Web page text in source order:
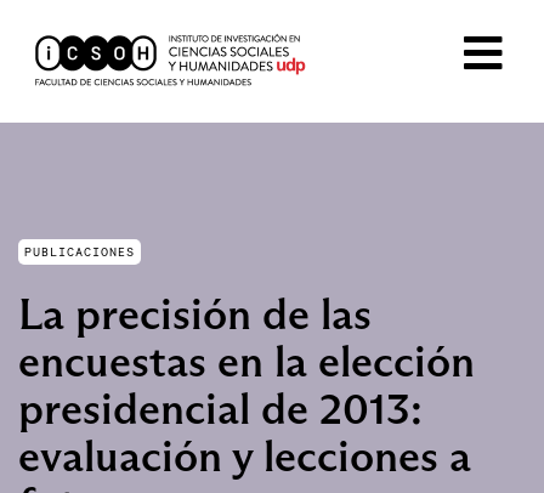
PUBLICACIONES
La precisión de las
encuestas en la elección
presidencial de 2013:
evaluación y lecciones a